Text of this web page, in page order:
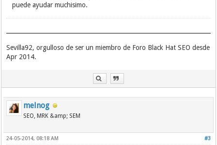
puede ayudar muchisimo.
Sevilla92, orgulloso de ser un miembro de Foro Black Hat SEO desde
Apr 2014.
melnog
SEO, MRK &amp; SEM
#3
24-05-2014, 08:18 AM